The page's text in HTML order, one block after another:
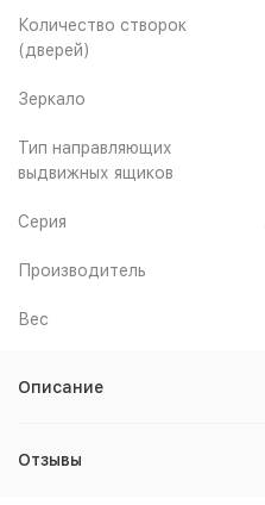
Количество створок
(дверей)
Зеркало
Тип направляющих
выдвижных ящиков
Серия
Производитель
Вес
Описание
Отзывы